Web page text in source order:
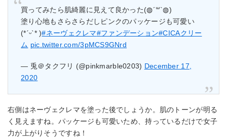
買ってみたら肌綺麗に見えて良かった(◍︎´꒳`◍︎)
塗り心地もさらさらだしピンクのパッケージも可愛い
(*ˊᵕˋ* )#ネーヴェクレマ#ファンデーション#CICAクリー
ム pic.twitter.com/3pMCS9GNrd
— 兎＠タクフリ (@pinkmarble0203) December 17,
2020
右側はネーヴェクレマを塗った後でしょうか。肌のトーンが明る
く見えますね。パッケージも可愛いため、持っているだけで女子
力が上がりそうですね！